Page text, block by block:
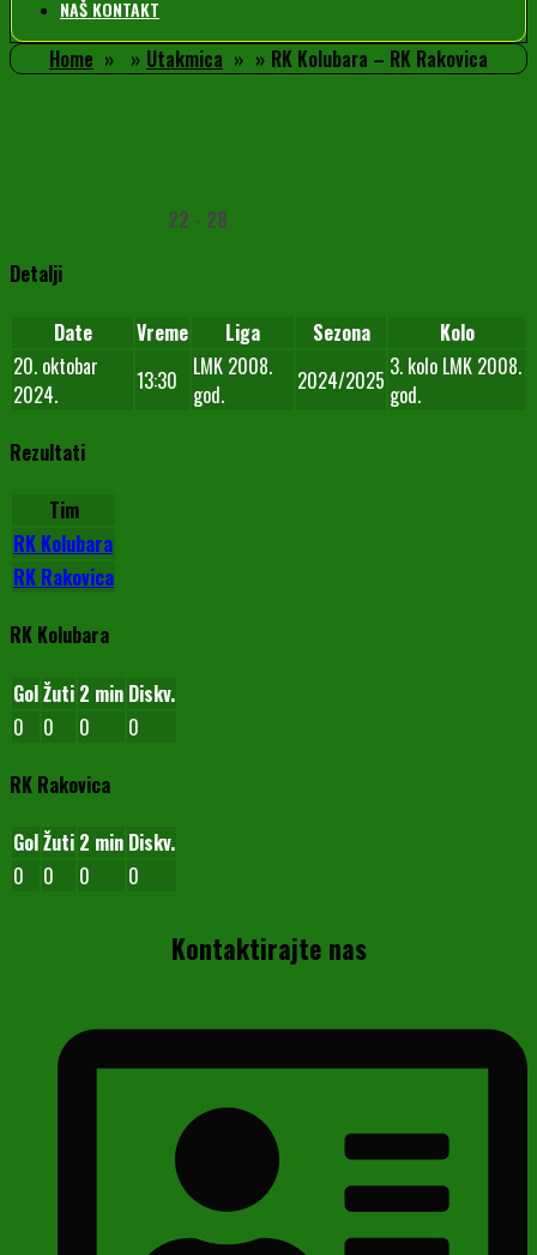
NAŠ KONTAKT
Home Utakmica RK Kolubara – RK Rakovica
22 - 28
Detalji
Date Vreme Liga Sezona
Kolo
20. oktobar
2024.
13:30
LMK 2008.
god.
2024/2025 3. kolo LMK 2008.
god.
Rezultati
Tim
RK Kolubara
RK Rakovica
RK Kolubara
GolŽuti 2 min Diskv.
0
0 0 0
RK Rakovica
GolŽuti 2 min Diskv.
0
0 0 0
Kontaktirajte nas